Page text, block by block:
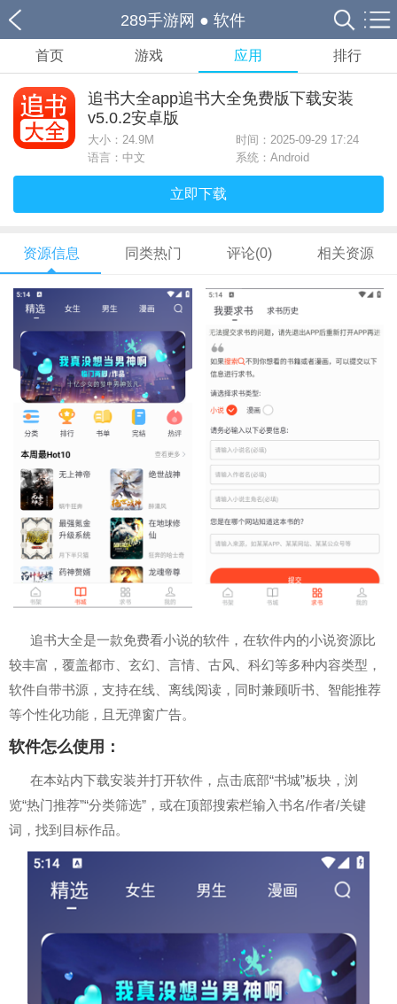
289手游网 ● 软件
首页 游戏 应用 排行
追书大全app追书大全免费版下载安装
v5.0.2安卓版
大小： 24.9M
时间：2025-09-29 17:24
语言：中文
系统：Android
立即下载
资源信息 同类热门 评论(0) 相关资源
追书大全是一款免费看小说的软件，在软件内的小说资源比
较丰富，覆盖都市、玄幻、言情、古风、科幻等多种内容类型，
软件自带书源， 支持在线、离线阅读 ，同时兼顾听书、智能推荐
等个性化功能，且无弹窗广告。
软件怎么使用：
在本站内下载安装并打开软件，点击底部“书城”板块，浏
览“热门推荐”“分类筛选”，或在顶部搜索栏输入书名/作者/关键
词，找到目标作品。